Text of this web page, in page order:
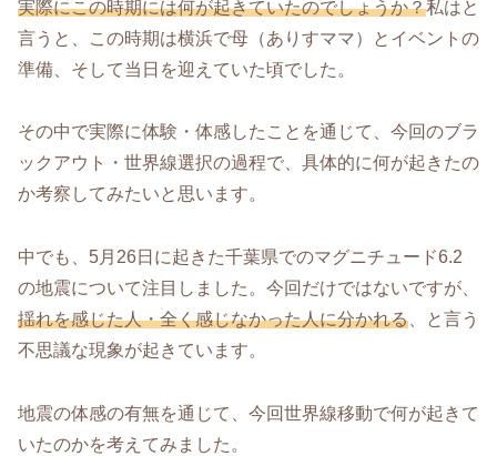
実際にこの時期には何が起きていたのでしょうか？私はと
言うと、この時期は横浜で母（ありすママ）とイベントの
準備、そして当日を迎えていた頃でした。
その中で実際に体験・体感したことを通じて、今回のブラ
ックアウト・世界線選択の過程で、具体的に何が起きたの
か考察してみたいと思います。
中でも、5月26日に起きた千葉県でのマグニチュード6.2
の地震について注目しました。今回だけではないですが、
揺れを感じた人・全く感じなかった人に分かれる 、と言う
不思議な現象が起きています。
地震の体感の有無を通じて、今回世界線移動で何が起きて
いたのかを考えてみました。